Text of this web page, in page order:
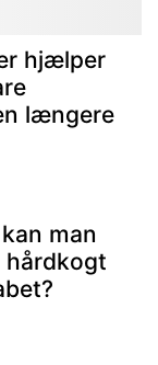
hjælper
længere
man
hårdkogt